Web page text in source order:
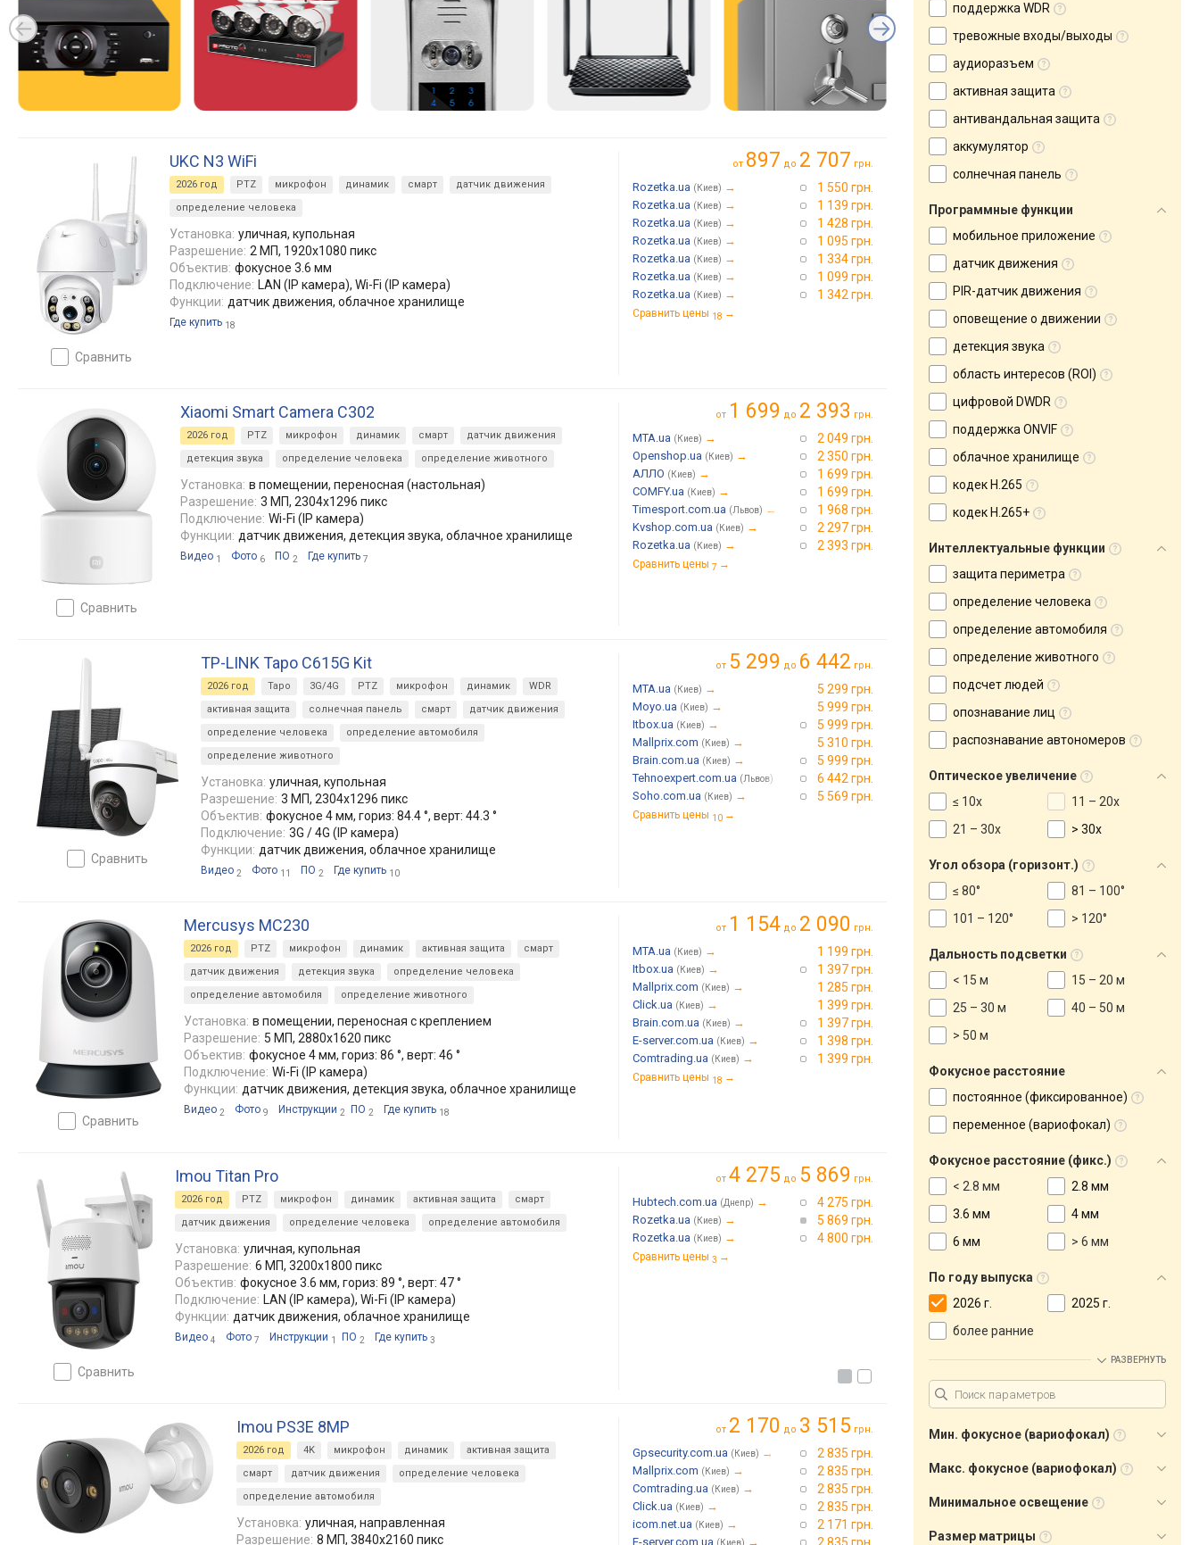
сравнить
UKC N3 WiFi
2026 год PTZ микрофон динамик смарт
датчик движения
определение человека
Установка: уличная, купольная
Разрешение: 2 МП, 1920x1080 пикс
Объектив: фокусное 3.6 мм
Подключение: LAN (IP камера), Wi-Fi (IP камера)
Функции: датчик движения, облачное хранилище
Где купить 18
от 897 до 2 707 грн.
Rozetka.ua (Киев) → 1 550 грн.
Rozetka.ua (Киев) → 1 139 грн.
Rozetka.ua (Киев) → 1 428 грн.
Rozetka.ua (Киев) → 1 095 грн.
Rozetka.ua (Киев) → 1 334 грн.
Rozetka.ua (Киев) → 1 099 грн.
Rozetka.ua (Киев) → 1 342 грн.
Сравнить цены 18 →
сравнить
Xiaomi Smart Camera C302
2026 год PTZ микрофон динамик смарт
датчик движения
детекция звука
определение человека определение животного
Установка: в помещении, переносная (настольная)
Разрешение: 3 МП, 2304x1296 пикс
Подключение: Wi-Fi (IP камера)
Функции: датчик движения, детекция звука, облачное хранилище
Видео 1 Фото 6 ПО 2 Где купить 7
от 1 699 до 2 393 грн.
MTA.ua (Киев) → 2 049 грн.
Openshop.ua (Киев) → 2 350 грн.
АЛЛО (Киев) → 1 699 грн.
COMFY.ua (Киев) → 1 699 грн.
Timesport.com.ua (Львов) → 1 968 грн.
Kvshop.com.ua (Киев) → 2 297 грн.
Rozetka.ua (Киев) → 2 393 грн.
Сравнить цены 7 →
сравнить
TP-LINK Tapo C615G Kit
2026 год Tapo 3G/4G PTZ микрофон динамик
WDR
активная защита
солнечная панель смарт
датчик движения
определение человека
определение автомобиля
определение животного
Установка: уличная, купольная
Разрешение: 3 МП, 2304x1296 пикс
Объектив: фокусное 4 мм, гориз: 84.4 °, верт: 44.3 °
Подключение: 3G / 4G (IP камера)
Функции: датчик движения, облачное хранилище
Видео 2 Фото 11 ПО 2 Где купить 10
от 5 299 до 6 442 грн.
MTA.ua (Киев) → 5 299 грн.
Moyo.ua (Киев) → 5 999 грн.
Itbox.ua (Киев) → 5 999 грн.
Mallprix.com (Киев) → 5 310 грн.
Brain.com.ua (Киев) → 5 999 грн.
Tehnoexpert.com.ua (Львов) 6 442 грн.
Soho.com.ua (Киев) → 5 569 грн.
Сравнить цены 10 →
сравнить
Mercusys MC230
2026 год PTZ микрофон динамик активная защита
смарт
датчик движения
детекция звука
определение человека
определение автомобиля
определение животного
Установка: в помещении, переносная с креплением
Разрешение: 5 МП, 2880х1620 пикс
Объектив: фокусное 4 мм, гориз: 86 °, верт: 46 °
Подключение: Wi-Fi (IP камера)
Функции: датчик движения, детекция звука, облачное хранилище
Видео 2 Фото 9 Инструкции 2 ПО 2 Где купить 18
от 1 154 до 2 090 грн.
MTA.ua (Киев) → 1 199 грн.
Itbox.ua (Киев) → 1 397 грн.
Mallprix.com (Киев) → 1 285 грн.
Click.ua (Киев) → 1 399 грн.
Brain.com.ua (Киев) → 1 397 грн.
E-server.com.ua (Киев) → 1 398 грн.
Comtrading.ua (Киев) → 1 399 грн.
Сравнить цены 18 →
сравнить
Imou Titan Pro
2026 год PTZ микрофон динамик активная защита
смарт
датчик движения
определение человека определение автомобиля
Установка: уличная, купольная
Разрешение: 6 МП, 3200х1800 пикс
Объектив: фокусное 3.6 мм, гориз: 89 °, верт: 47 °
Подключение: LAN (IP камера), Wi-Fi (IP камера)
Функции: датчик движения, облачное хранилище
Видео 4 Фото 7 Инструкции 1 ПО 2 Где купить 3
от 4 275 до 5 869 грн.
Hubtech.com.ua (Днепр) → 4 275 грн.
Rozetka.ua (Киев) → 5 869 грн.
Rozetka.ua (Киев) → 4 800 грн.
Сравнить цены 3 →
Imou PS3E 8MP
2026 год 4K микрофон динамик
активная защита
смарт
датчик движения
определение человека
определение автомобиля
Установка: уличная, направленная
Разрешение: 8 МП, 3840x2160 пикс
от 2 170 до 3 515 грн.
Gpsecurity.com.ua (Киев) → 2 835 грн.
Mallprix.com (Киев) → 2 835 грн.
Comtrading.ua (Киев) → 2 835 грн.
Click.ua (Киев) → 2 835 грн.
icom.net.ua (Киев) → 2 171 грн.
E-server.com.ua (Киев) → 2 835 грн.
поддержка WDR
тревожные входы/выходы
аудиоразъем
активная защита
антивандальная защита
аккумулятор
солнечная панель
Программные функции
мобильное приложение
датчик движения
PIR-датчик движения
оповещение о движении
детекция звука
область интересов (ROI)
цифровой DWDR
поддержка ONVIF
облачное хранилище
кодек H.265
кодек H.265+
Интеллектуальные функции
защита периметра
определение человека
определение автомобиля
определение животного
подсчет людей
опознавание лиц
распознавание автономеров
Оптическое увеличение
≤ 10x
11 – 20x
21 – 30x
> 30x
Угол обзора (горизонт.)
≤ 80°
81 – 100°
101 – 120°
> 120°
Дальность подсветки
< 15 м
15 – 20 м
25 – 30 м
40 – 50 м
> 50 м
Фокусное расстояние
постоянное (фиксированное)
переменное (вариофокал)
Фокусное расстояние (фикс.)
< 2.8 мм
2.8 мм
3.6 мм
4 мм
6 мм
> 6 мм
По году выпуска
2026 г.
2025 г.
более ранние
РАЗВЕРНУТЬ
Мин. фокусное (вариофокал)
Макс. фокусное (вариофокал)
Минимальное освещение
Размер матрицы